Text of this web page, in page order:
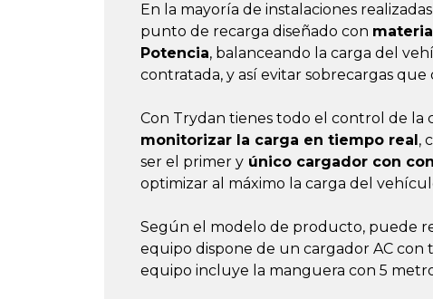
En la mayoría de instalaciones
punto de recarga diseñado con
Potencia, balanceando la carga del
contratada, y así evitar sobrecargas
Con Trydan tienes todo el control de la
monitorizar la carga en tiempo real,
ser el primer yúnico cargador con
optimizar al máximo la carga del
Según el modelo de producto, puede
equipo dispone de un cargador AC con
equipo incluye la manguera con 5